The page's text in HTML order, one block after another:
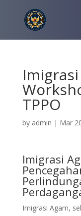
TPPO
by admin | Mar
Imigrasi
Imigrasi Agam,